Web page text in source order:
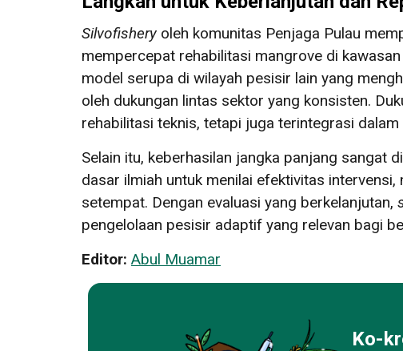
Silvofishery oleh komunitas Penjaga Pulau
mempercepat rehabilitasi mangrove di
model serupa di wilayah pesisir lain yang
oleh dukungan lintas sektor yang konsisten.
rehabilitasi teknis, tetapi juga terintegrasi dalam
Selain itu, keberhasilan jangka panjang sangat
dasar ilmiah untuk menilai efektivitas
setempat. Dengan evaluasi yang berkelanjutan,
pengelolaan pesisir adaptif yang relevan bagi
Editor: Abul Muamar
Ko-